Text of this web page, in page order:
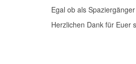
Egal ob als
Herzlichen Dank für Euer